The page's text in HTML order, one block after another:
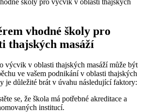
vhodné školy pro
thajských masáží
výcvik v oblasti thajských masáží může být
ve vašem podnikání v oblasti thajských
je důležité brát v úvahu následující faktory:
se, že škola má potřebné akreditace a
institucí.